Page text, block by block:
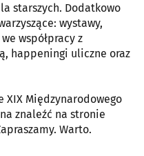
starszych. Dodatkowo
wystawy,
współpracy z
happeningi uliczne oraz
XIX Międzynarodowego
znaleźć na stronie
Warto.